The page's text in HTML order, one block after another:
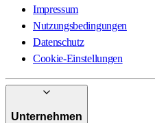
Impressum
Nutzungsbedingungen
Datenschutz
Cookie-Einstellungen
Unternehmen